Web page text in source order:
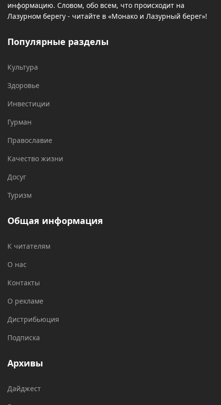
информацию. Словом, обо всем, что происходит на
Лазурном берегу - читайте в «Монако и Лазурный берег»!
Популярные разделы
Культура
Здоровье
Инвестиции
Гурман
Православие
Качество жизни
Досуг
Туризм
Общая информация
К читателям
О нас
Контакты
О рекламе
Дистрибьюция
Подписка
Архивы
Дайджест